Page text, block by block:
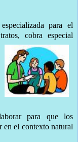
para el
cobra especial
para que los
en el contexto natural